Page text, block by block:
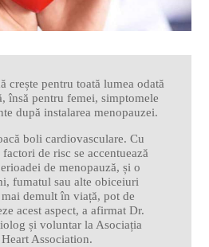
crește pentru toată lumea odată
însă pentru femei, simptomele
după instalarea menopauzei.
boli cardiovasculare. Cu
de risc se accentuează
de menopauză, și o
fumatul sau alte obiceiuri
mai demult în viață, pot de
acest aspect, a afirmat Dr.
și voluntar la Asociația
Association.